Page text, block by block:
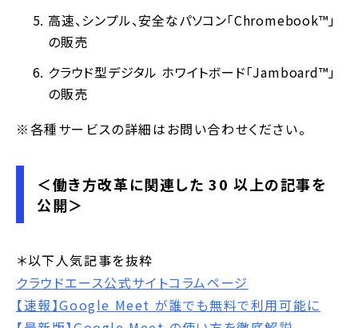
高速、シンプル、安全なパソコン「Chromebook™」
の販売
クラウド型デジタル ホワイトボード「Jamboard™」
の販売
※各種サービスの詳細はお問い合わせください。
＜働き方改革に関連した 30 以上の記事を
公開＞
＊以下人気記事を抜粋
クラウドエース公式サイトコラムページ
【速報】Google Meet が誰でも無料で利用可能に